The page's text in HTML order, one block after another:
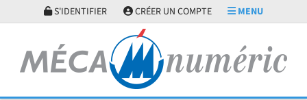
S'IDENTIFIER CRÉER UN COMPTE MENU
Panneau de gestion des cookies